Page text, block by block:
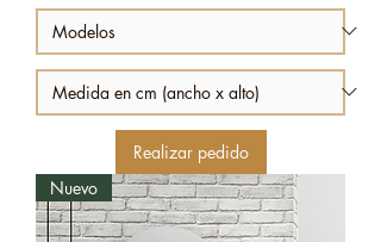
Realizar pedido
Nuevo